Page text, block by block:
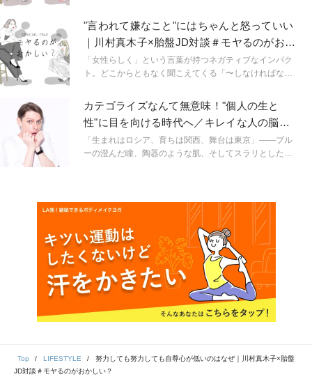
しまいまがちな違和感や呪縛について話し合ってもらい
ました。
何か引っかかるのに、忙しさで受け流しているうちに麻
痺してしまい、気づけば生きづらさを感じていません
か？社会派インスタグラムが人気のコラムニスト／バリ
キャリ金融女子の川村真木子さんと、現役女子大生で恋
愛コラムが人気の胎盤JDさんによるスペシャル対談で
しまいまがちな違和感や呪縛について話し合ってもらい
ました。今回のテーマは結婚と出産に関する違和感につ
いて。
"言われて嫌なこと"にはちゃんと怒っていい
｜川村真木子×胎盤JD対談＃モヤるのがおか
しい？
「女性らしく」という言葉が持つネガティブなインパク
ト。どこからともなく聞こえてくる「〜しなければなら
何か引っかかるのに、忙しさで受け流しているうちに麻
痺してしまい、気づけば生きづらさを感じていません
か？社会派インスタグラムが人気のコラムニスト／バリ
キャリ金融女子の川村真木子さんと、現役女子大生で恋
愛コラムが人気の胎盤JDさんによるスペシャル対談で
カテゴライズなんて無意味！"個人の生と
性"に目を向ける時代へ／キレイな人の脳内
#2 小原ブラス
「生まれはロシア、育ちは関西、舞台は東京」——ブル
ーの澄んだ瞳、陶器のような肌、そしてスラリとした佇
ア系関西人”小原ブラスさん。今やTOKYO MX「5時に夢
中」などのTV番組やコラムニストとして多方面のメディ
アで活躍する一方、大阪育ちのロシア人モデル・中庭ア
レクサンドラさんとのユニット「ピロシキーズ」でユー
チューバーとしてもフォロワー急増中だ。そんな彼の素
顔に迫るべく、美容やプライベートから現在の情勢のこ
とまで10問10答を投げかけてみた。
Top LIFESTYLE
努力しても努力しても自尊心が低いのはなぜ｜川村真木子×胎盤
JD対談＃モヤるのがおかしい？